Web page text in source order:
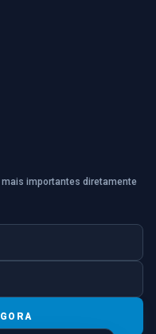
importantes diretamente